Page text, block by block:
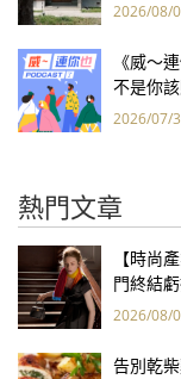
2026/08/
《威～
不是你
2026/07/
熱門文章
【時尚
門終結
報亮眼
2026/08/
告別乾